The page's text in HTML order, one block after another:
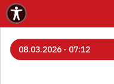
07:12 - 08.03.2026